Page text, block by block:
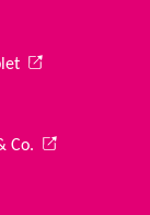
geöffnet)
(Wird in einem
geöffnet)
Co. (Wird in einem